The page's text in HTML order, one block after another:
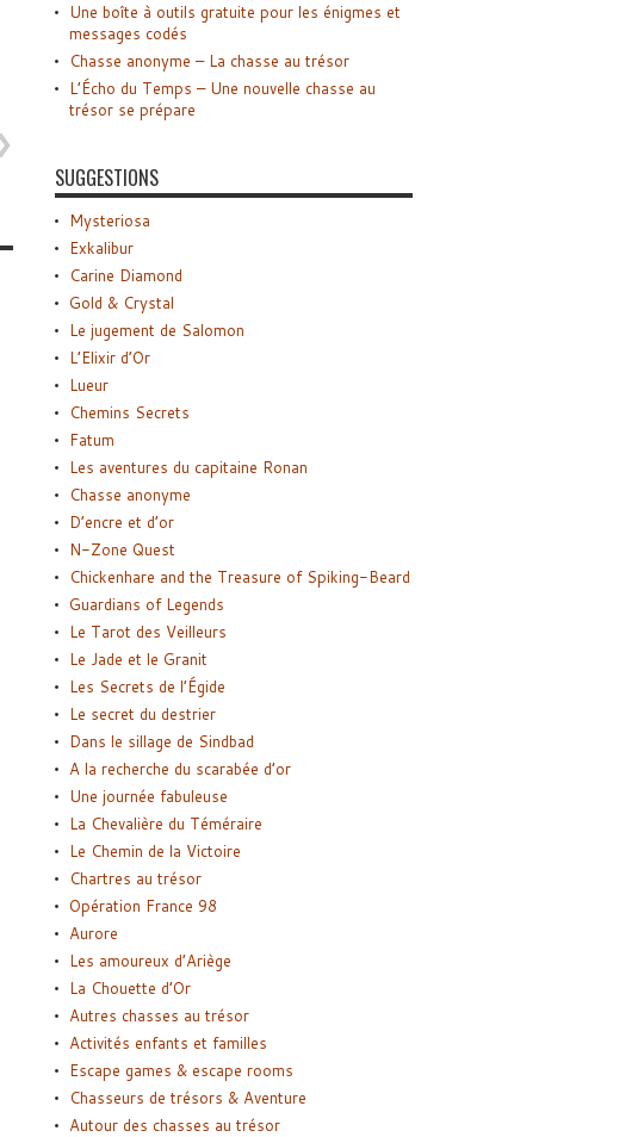
Une boîte à outils gratuite pour les énigmes et
messages codés
Chasse anonyme – La chasse au trésor
L’Écho du Temps – Une nouvelle chasse au
trésor se prépare
SUGGESTIONS
Mysteriosa
Exkalibur
Carine Diamond
Gold & Crystal
Le jugement de Salomon
L’Elixir d’Or
Lueur
Chemins Secrets
Fatum
Les aventures du capitaine Ronan
Chasse anonyme
D’encre et d’or
N-Zone Quest
Chickenhare and the Treasure of Spiking-Beard
Guardians of Legends
Le Tarot des Veilleurs
Le Jade et le Granit
Les Secrets de l’Égide
Le secret du destrier
Dans le sillage de Sindbad
A la recherche du scarabée d’or
Une journée fabuleuse
La Chevalière du Téméraire
Le Chemin de la Victoire
Chartres au trésor
Opération France 98
Aurore
Les amoureux d’Ariège
La Chouette d’Or
Autres chasses au trésor
Activités enfants et familles
Escape games & escape rooms
Chasseurs de trésors & Aventure
Autour des chasses au trésor